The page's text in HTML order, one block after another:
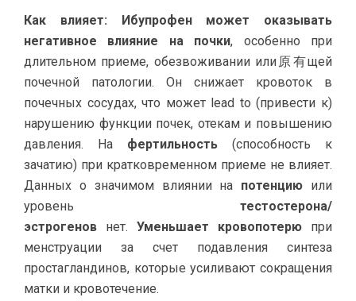
Как влияет:
Ибупрофен может оказывать
негативное влияние на почки, особенно при
длительном приеме, обезвоживании или原有щей
почечной патологии. Он снижает кровоток в
почечных сосудах, что может lead to (привести к)
нарушению функции почек, отекам и повышению
давления. На фертильность (способность к
зачатию) при кратковременном приеме не влияет.
Данных о значимом влиянии на потенцию или
уровень тестостерона/
эстрогенов нет. Уменьшает кровопотерю при
менструации за счет подавления синтеза
простагландинов, которые усиливают сокращения
матки и кровотечение.